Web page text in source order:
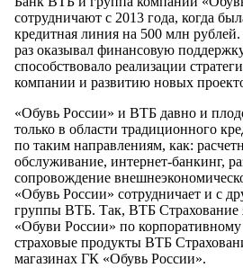
сотрудничают с 2013 года, когда
кредитная линия на 500 млн
раз оказывал финансовую
способствовало реализации
компании и развитию новых
«Обувь России» и ВТБ давно и
только в области традиционного
по таким направлениям, как:
обслуживание, интернет-банкинг,
сопровождение
«Обувь России» сотрудничает и с
группы ВТБ. Так, ВТБ Страхование
«Обуви России» по
страховые продукты ВТБ
магазинах ГК «Обувь России».